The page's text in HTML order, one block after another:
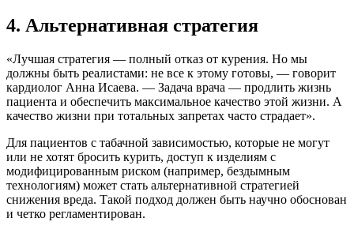
4. Альтернативная стратегия
«Лучшая стратегия — полный отказ от курения. Но мы
должны быть реалистами: не все к этому готовы, — говорит
кардиолог Анна Исаева. — Задача врача — продлить жизнь
пациента и обеспечить максимальное качество этой жизни. А
качество жизни при тотальных запретах часто страдает».
Для пациентов с табачной зависимостью, которые не могут
или не хотят бросить курить, доступ к изделиям с
модифицированным риском (например, бездымным
технологиям) может стать альтернативной стратегией
снижения вреда. Такой подход должен быть научно обоснован
и четко регламентирован.